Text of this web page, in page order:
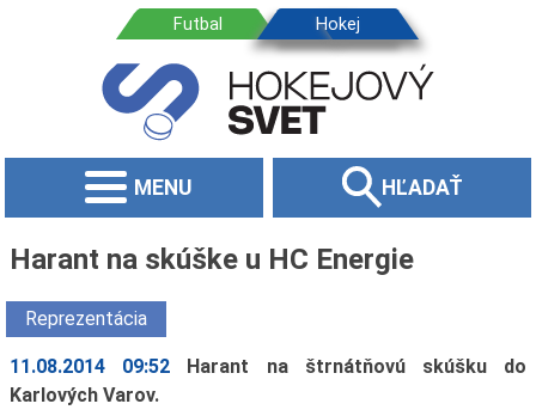
MENU HĽADAŤ
Harant na skúške u HC Energie
Reprezentácia
11.08.2014 09:52
Harant na štrnátňovú skúšku do
Karlových Varov.